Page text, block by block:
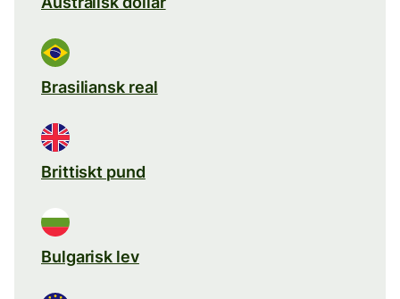
Brasiliansk real
Brittiskt pund
Bulgarisk lev